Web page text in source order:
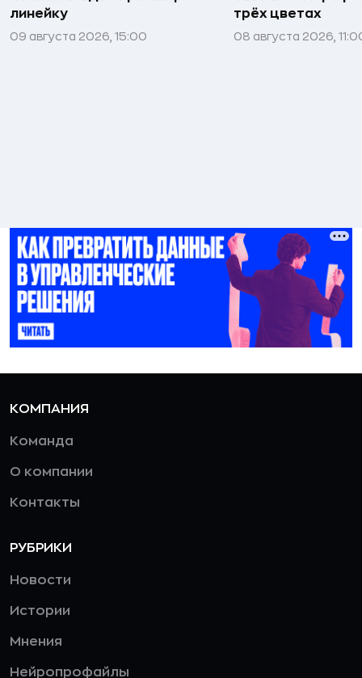
линейку
09 августа 2026, 15:00
трёх цветах
08 августа 2026,
КОМПАНИЯ
Команда
О компании
Контакты
РУБРИКИ
Новости
Истории
Мнения
Нейропрофайлы